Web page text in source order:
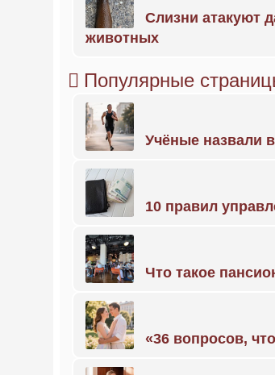
Слизни атакуют
животных
Популярные
Учёные назвали
10 правил
Что такое
«36 вопросов,